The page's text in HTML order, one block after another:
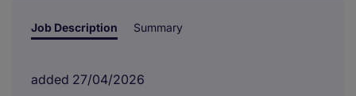
Job Description Summary
added 27/04/2026